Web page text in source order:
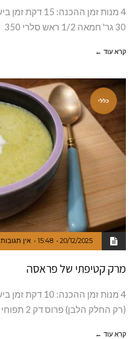
30 גר' חמאה 1/2 ראש סלרי 350
קרא עוד ←
כללי
20/12/2025
15:48 אין תגובות
מרק קטיפתי של פראסה
(רק החלק הלבן) פרוס דק 2 תפוחי
קרא עוד ←